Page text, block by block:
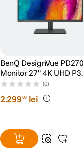
Tehnologii
DETALII PRODUCATOR
Cod producator
BenQ DesignVue
Monitor 27" 4K UHD P3
DisplayHDR 400 USB-C
(0)
2.29900 lei